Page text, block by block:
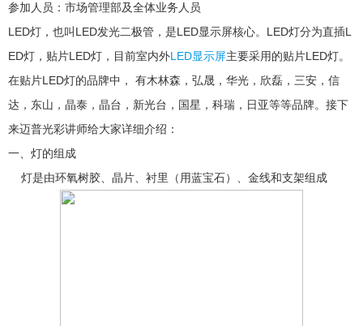
参加人员：市场管理部及全体业务人员
LED灯，也叫LED发光二极管，是LED显示屏核心。LED灯分为直插L
ED灯，贴片LED灯，目前室内外LED显示屏主要采用的贴片LED灯。
在贴片LED灯的品牌中， 有木林森，弘晟，华光，欣磊，三安，信
达，东山，晶泰，晶台，新光台，国星，科瑞，日亚等等品牌。接下
来迈普光彩讲师给大家详细介绍：
一、灯的组成
灯是由环氧树胶、晶片、衬里（用蓝宝石）、金线和支架组成